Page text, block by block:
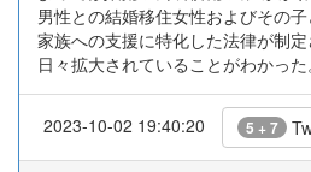
男性との結婚移住女性およびその
家族への支援に特化した法律が制
日々拡大されていることがわかった
2023-10-02 19:40:20 5 + 7